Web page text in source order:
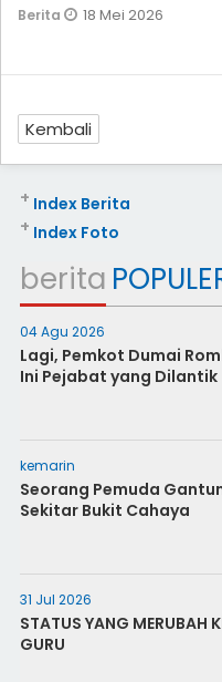
Berita 18 Mei 2026
Kembali
Index Berita
+
Index Foto
+
berita
04 Agu 2026
Lagi, Pemkot Dumai
Ini Pejabat yang Dilantik
kemarin
Seorang Pemuda
Sekitar Bukit Cahaya
31 Jul 2026
STATUS YANG MERUBAH
GURU